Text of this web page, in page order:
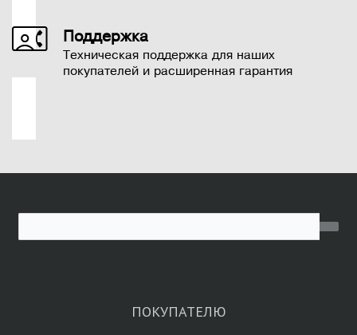
Поддержка
Техническая поддержка для наших
покупателей и расширенная гарантия
ПОКУПАТЕЛЮ